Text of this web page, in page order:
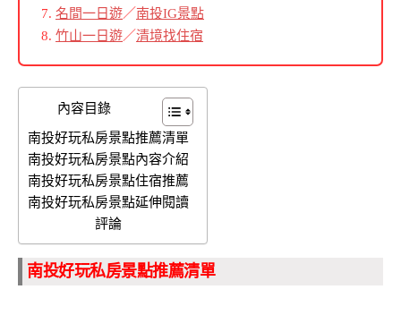
名間一日遊／南投IG景點
竹山一日遊／清境找住宿
內容目錄
南投好玩私房景點推薦清單
南投好玩私房景點內容介紹
南投好玩私房景點住宿推薦
南投好玩私房景點延伸閱讀
評論
南投好玩私房景點推薦清單